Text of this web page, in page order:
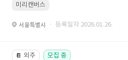
미리캔버스
서울특별시 · 등록일자 2026.01.26.
📔 외주 모집 중